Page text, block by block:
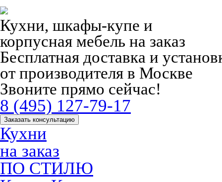
Кухни, шкафы-купе и
корпусная мебель на заказ
Бесплатная доставка и
от производителя в Москве
Звоните прямо сейчас!
8 (495) 127-79-17
Заказать консультацию
Кухни
на заказ
ПО СТИЛЮ